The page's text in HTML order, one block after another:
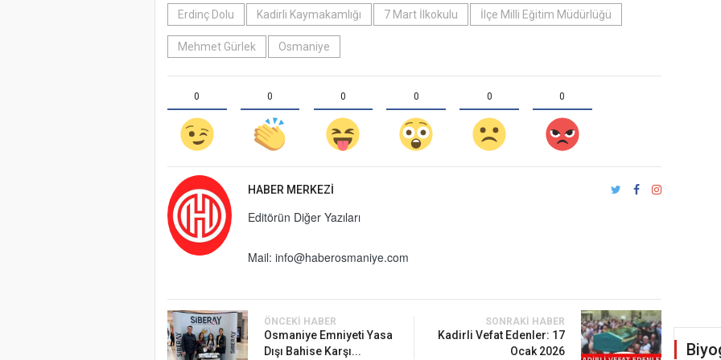
Erdinç Dolu
Kadirli Kaymakamlığı 7 Mart İlkokulu İlçe Milli Eğitim Müdürlüğü
Mehmet Gürlek Osmaniye
0 0 0 0 0 0
HABER MERKEZI
Editörün Diğer Yazıları
Mail: info@haberosmaniye.com
ÖNCEKI HABER
Osmaniye Emniyeti Yasa
Dışı Bahise Karşı...
SONRAKI HABER
Kadirli Vefat Edenler: 17
Ocak 2026